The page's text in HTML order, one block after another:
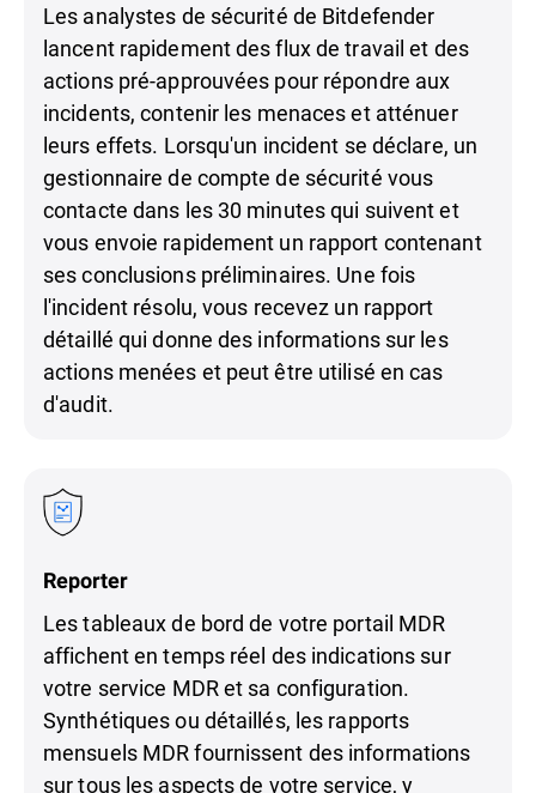
Les analystes de sécurité de Bitdefender
lancent rapidement des flux de travail et des
actions pré-approuvées pour répondre aux
incidents, contenir les menaces et atténuer
leurs effets. Lorsqu'un incident se déclare, un
gestionnaire de compte de sécurité vous
contacte dans les 30 minutes qui suivent et
vous envoie rapidement un rapport contenant
ses conclusions préliminaires. Une fois
l'incident résolu, vous recevez un rapport
détaillé qui donne des informations sur les
actions menées et peut être utilisé en cas
d'audit.
Reporter
Les tableaux de bord de votre portail MDR
affichent en temps réel des indications sur
votre service MDR et sa configuration.
Synthétiques ou détaillés, les rapports
mensuels MDR fournissent des informations
sur tous les aspects de votre service, y